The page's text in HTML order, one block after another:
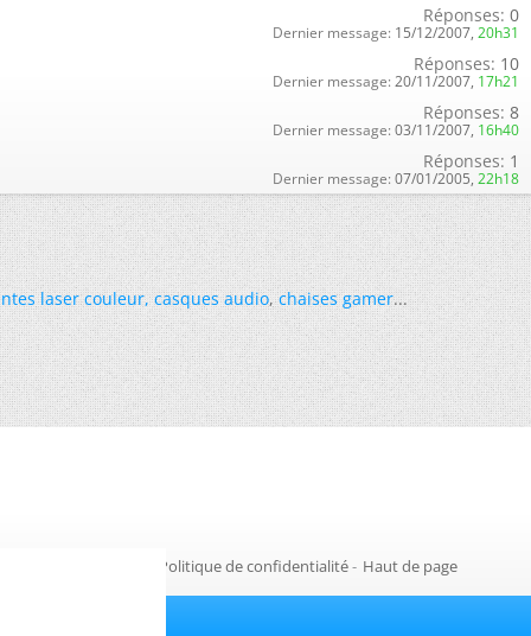
Réponses: 0
Dernier message: 15/12/2007, 20h31
Réponses: 10
Dernier message: 20/11/2007, 17h21
Réponses: 8
Dernier message: 03/11/2007, 16h40
Réponses: 1
Dernier message: 07/01/2005, 22h18
laser couleur,casques audio,chaises gamer...
Politique de confidentialité- Haut de page